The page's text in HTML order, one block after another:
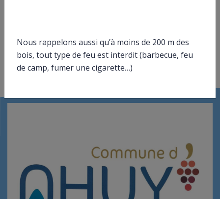
Direction de l’information légale et administrative
Nous rappelons aussi qu’à moins de 200 m des
bois, tout type de feu est interdit (barbecue, feu
de camp, fumer une cigarette…)